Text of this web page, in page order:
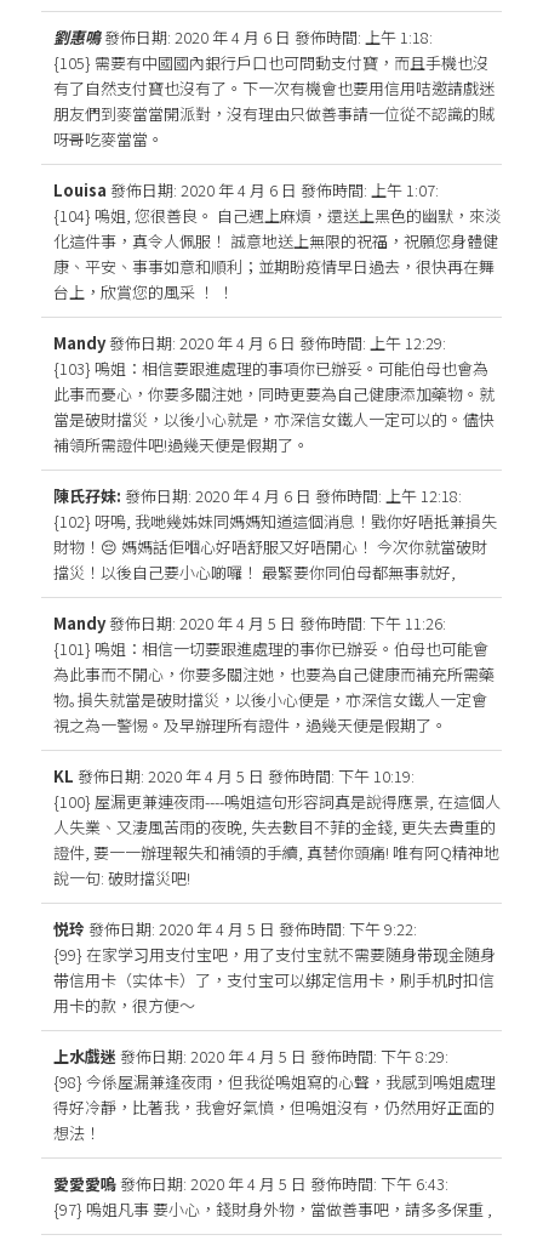
劉惠鳴發佈日期: 2020 年 4 月 6 日 發佈時間: 上午 1:18:
{105} 需要有中國國內銀行戶口也可問動支付寶，而且手機也沒
有了自然支付寶也沒有了。下一次有機會也要用信用咭邀請戲迷
朋友們到麥當當開派對，沒有理由只做善事請一位從不認識的賊
呀哥吃麥當當。
Louisa發佈日期: 2020 年 4 月 6 日 發佈時間: 上午 1:07:
{104} 嗚姐, 您很善良。 自己遇上麻煩，還送上黑色的幽默，來淡
化這件事，真令人佩服！ 誠意地送上無限的祝福，祝願您身體健
康、平安、事事如意和順利；並期盼疫情早日過去，很快再在舞
台上，欣賞您的風采 ！ ！
Mandy發佈日期: 2020 年 4 月 6 日 發佈時間: 上午 12:29:
{103} 嗚姐：相信要跟進處理的事項你已辦妥。可能伯母也會為
此事而憂心，你要多關注她，同時更要為自己健康添加藥物。就
當是破財擋災，以後小心就是，亦深信女鐵人一定可以的。儘快
補領所需證件吧!過幾天便是假期了。
陳氏孖妹:發佈日期: 2020 年 4 月 6 日 發佈時間: 上午 12:18:
{102} 呀嗚, 我哋幾姊妹同媽媽知道這個消息！戥你好唔抵兼損失
財物！😔 媽媽話佢嗰心好唔舒服又好唔開心！ 今次你就當破財
擋災！以後自己要小心啲囉！ 最緊要你同伯母都無事就好,
Mandy發佈日期: 2020 年 4 月 5 日 發佈時間: 下午 11:26:
{101} 嗚姐：相信一切要跟進處理的事你已辦妥。伯母也可能會
為此事而不開心，你要多關注她，也要為自己健康而補充所需藥
物｡損失就當是破財擋災，以後小心便是，亦深信女鐵人一定會
視之為一警惕。及早辦理所有證件，過幾天便是假期了。
KL發佈日期: 2020 年 4 月 5 日 發佈時間: 下午 10:19:
{100} 屋漏更兼連夜雨----嗚姐這句形容詞真是說得應景, 在這個人
人失業、又淒風苦雨的夜晚, 失去數目不菲的金錢, 更失去貴重的
證件, 要一一辦理報失和補領的手續, 真替你頭痛! 唯有阿Q精神地
說一句: 破財擋災吧!
悦玲發佈日期: 2020 年 4 月 5 日 發佈時間: 下午 9:22:
{99} 在家学习用支付宝吧，用了支付宝就不需要随身带现金随身
带信用卡（实体卡）了，支付宝可以绑定信用卡，刷手机时扣信
用卡的款，很方便～
上水戲迷發佈日期: 2020 年 4 月 5 日 發佈時間: 下午 8:29:
{98} 今係屋漏兼逢夜雨，但我從嗚姐寫的心聲，我感到嗚姐處理
得好冷靜，比著我，我會好氣憤，但嗚姐沒有，仍然用好正面的
想法！
愛愛愛嗚發佈日期: 2020 年 4 月 5 日 發佈時間: 下午 6:43:
{97} 嗚姐凡事 要小心，錢財身外物，當做善事吧，請多多保重 ,